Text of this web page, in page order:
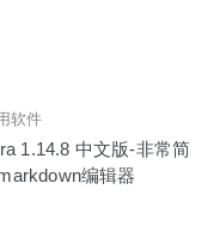
软件
1.14.8 中文版-非常简
编辑器